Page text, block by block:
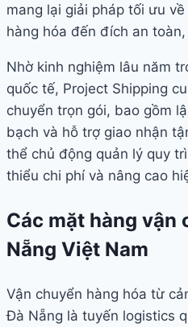
mang lại giải pháp tối ưu
hàng hóa đến đích an
Nhờ kinh nghiệm lâu năm
quốc tế, Project Shipping
chuyển trọn gói, bao gồm
bạch và hỗ trợ giao nhận
thể chủ động quản lý quy
thiểu chi phí và nâng cao
Các mặt hàng vận
Nẵng Việt Nam
Vận chuyển hàng hóa từ
Đà Nẵng là tuyến logistics